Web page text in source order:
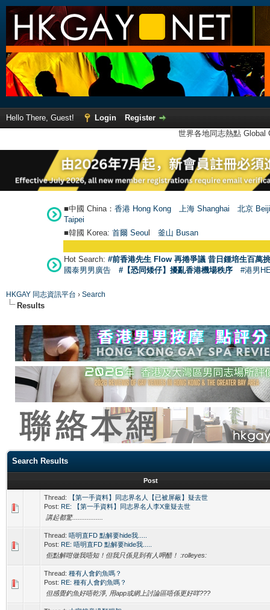
Hello There, Guest! Login
Register
世界各地同志熱點
■中國 China： 香港 Hong Kong 上海 Shanghai
北京
Taipei
■韓國 Korea: 首爾 Seoul 釜山 Busan
Hot Search: #前香港先生 Flow 再捲爭議 昔日鍾培生百萬
國泰男男廣告
#【恐同矮仔】擾亂香港機場秩序 #港男
HKGAY 同志資訊平台 › Search
Results
Search Results
Post
Thread:
【第一手資料】同志界名人【已被屏蔽】疑去世
Post: RE: 【第一手資料】同志界名人李X童疑去世
講起都驚.................
Thread: 唔明直FD 點解要hide我.....
Post: RE: 唔明直FD 點解要hide我.....
佢點解咁做我唔知！但我只係見到有人呷醋！ :rolleyes:
Thread: 種有人會釣魚嗎？
Post: RE: 種有人會釣魚嗎？
但感覺釣魚好唔乾淨, 用app或網上討論區唔係更好咩???